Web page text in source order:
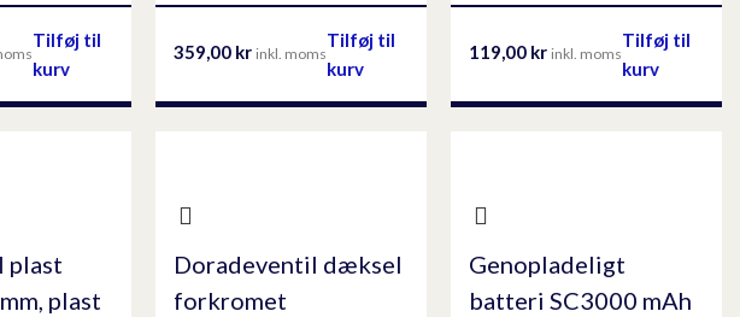
Tilføj til
kurv
359,00 kr inkl. moms
Tilføj til
kurv
119,00 kr inkl. moms
Tilføj til
kurv
plast
plast
Doradeventil dæksel
forkromet
Genopladeligt
batteri SC3000 mAh